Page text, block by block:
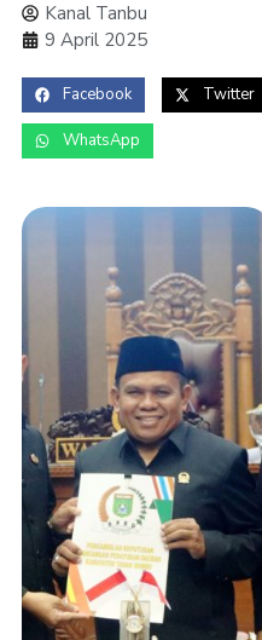
Kanal Tanbu
9 April 2025
Facebook Twitter
WhatsApp